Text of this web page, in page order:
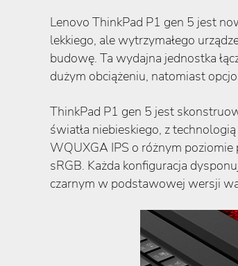
Lenovo ThinkPad P1 gen 5 jest
lekkiego, ale wytrzymałego
budowę. Ta wydajna jednostka
dużym obciążeniu, natomiast
ThinkPad P1 gen 5 jest
światła niebieskiego, z
WQUXGA IPS o różnym
sRGB. Każda konfiguracja
czarnym w podstawowej wersji